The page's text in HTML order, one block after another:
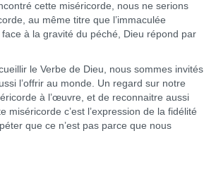
cette miséricorde, nous ne serions
au même titre que l’immaculée
à la gravité du péché, Dieu répond par
le Verbe de Dieu, nous sommes invités
l’offrir au monde. Un regard sur notre
à l’œuvre, et de reconnaitre aussi
c’est l’expression de la fidélité
que ce n’est pas parce que nous